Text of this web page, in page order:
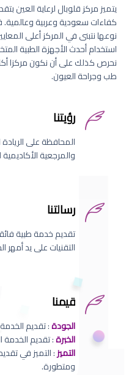
يتميز مركز قلوبال لرعاية العين
كفاءات سعودية وعربية
نوعها نتبنى في المركز أعلى
استخدام أحدث الأجهزة الطبية
نحرص كذلك على أن نكون مركزا
طب وجراحة العيون.
رؤيتنا
المحافظة على
والمرجعية
رسالتنا
تقديم خدمة طبية
التقنيات على يد أمهر
قيمنا
الجودة: تقديم
الخبرة: تقديم
التميز: التميز في
ومتطورة.